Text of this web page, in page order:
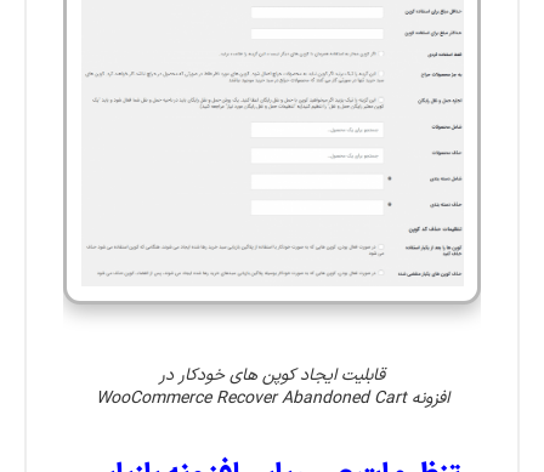
قابلیت ایجاد کوپن های خودکار در
افزونه WooCommerce Recover Abandoned Cart